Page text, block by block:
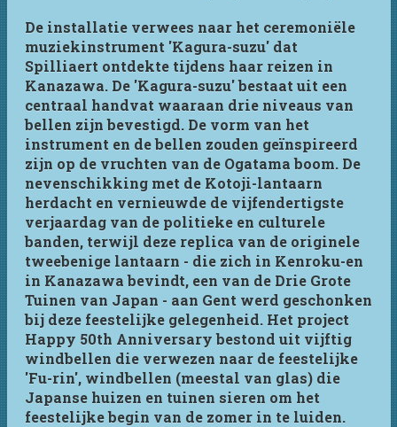
De installatie verwees naar het ceremoniële
muziekinstrument 'Kagura-suzu' dat
Spilliaert ontdekte tijdens haar reizen in
Kanazawa. De 'Kagura-suzu' bestaat uit een
centraal handvat waaraan drie niveaus van
bellen zijn bevestigd. De vorm van het
instrument en de bellen zouden geïnspireerd
zijn op de vruchten van de Ogatama boom. De
nevenschikking met de Kotoji-lantaarn
herdacht en vernieuwde de vijfendertigste
verjaardag van de politieke en culturele
banden, terwijl deze replica van de originele
tweebenige lantaarn - die zich in Kenroku-en
in Kanazawa bevindt, een van de Drie Grote
Tuinen van Japan - aan Gent werd geschonken
bij deze feestelijke gelegenheid. Het project
Happy 50th Anniversary bestond uit vijftig
windbellen die verwezen naar de feestelijke
'Fu-rin', windbellen (meestal van glas) die
Japanse huizen en tuinen sieren om het
feestelijke begin van de zomer in te luiden.